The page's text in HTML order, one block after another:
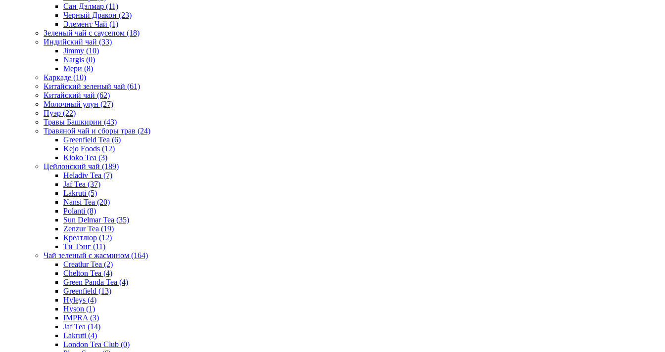
Сан Дэлмар (11)
Черный Дракон (23)
Элемент Чай (1)
Зеленый чай с саусепом (18)
Индийский чай (33)
Jimmy (10)
Nargis (0)
Мери (8)
Каркаде (10)
Китайский зеленый чай (61)
Китайский чай (62)
Молочный улун (27)
Пуэр (22)
Травы Башкирии (43)
Травяной чай и сборы трав (24)
Greenfield Tea (6)
Kejo Foods (12)
Kioko Tea (3)
Цейлонский чай (189)
Heladiv Tea (7)
Jaf Tea (37)
Lakruti (5)
Nansi Tea (20)
Polanti (8)
Sun Delmar Tea (35)
Zenzur Tea (19)
Креатлюр (12)
Ти Тэнг (11)
Чай зеленый с жасмином (164)
Creatlur Tea (2)
Chelton Tea (4)
Green Panda Tea (4)
Greenfield (13)
Hyleys (4)
Hyson (1)
IMPRA (3)
Jaf Tea (14)
Lakruti (4)
London Tea Club (0)